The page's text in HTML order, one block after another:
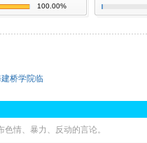
100.00%
建桥学院临
情、暴力、反动的言论。